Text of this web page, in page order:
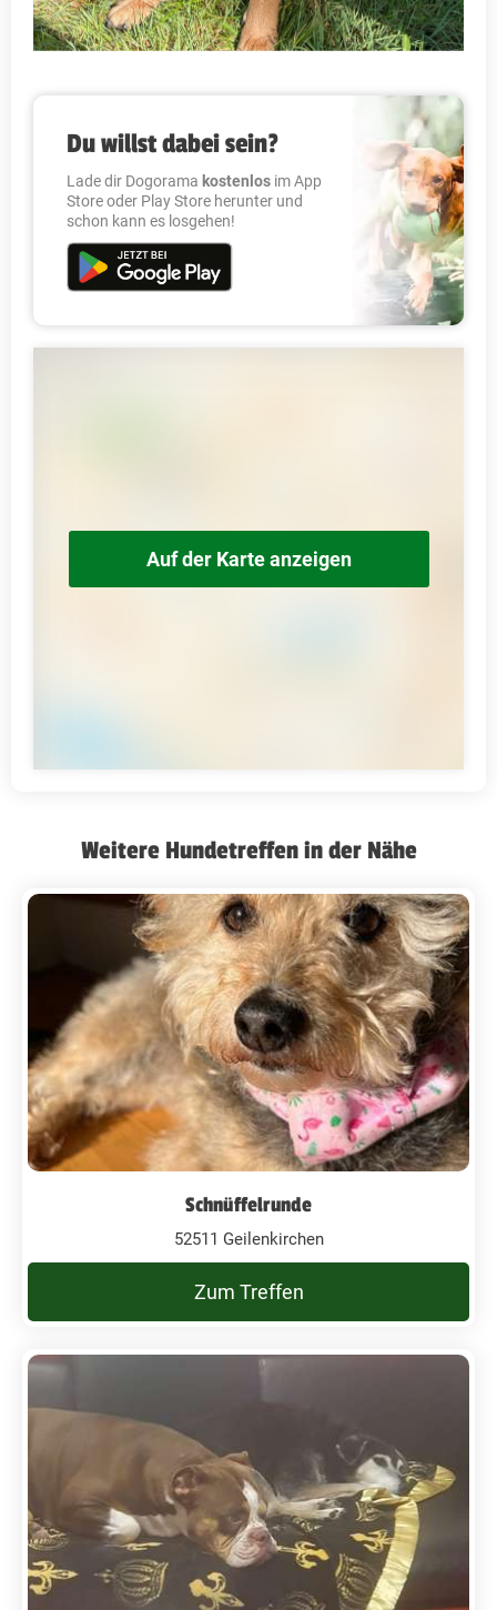
Du willst dabei sein?
Lade dir Dogorama kostenlos im App
Store oder Play Store herunter und
schon kann es losgehen!
Auf der Karte anzeigen
Weitere Hundetreffen in der Nähe
Schnüffelrunde
52511 Geilenkirchen
Zum Treffen